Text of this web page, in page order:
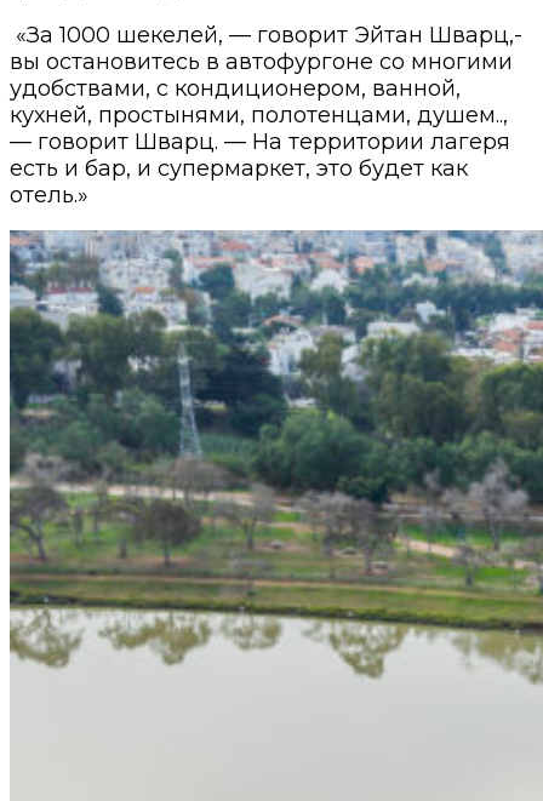
«За 1000 шекелей, — говорит Эйтан Шварц,-
вы остановитесь в автофургоне со многими
удобствами, с кондиционером, ванной,
кухней, простынями, полотенцами, душем..,
— говорит Шварц. — На территории лагеря
есть и бар, и супермаркет, это будет как
отель.»